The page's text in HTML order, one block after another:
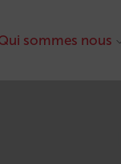
sommes nous